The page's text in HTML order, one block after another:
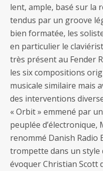
lent, ample, basé sur la
tendus par un groove
bien formatée, les
en particulier le
très présent au Fender
les six compositions
musicale similaire mais
des interventions
« Orbit » emmené par
peuplée d’électronique,
renommé Danish Radio
trompette dans un style
évoquer Christian Scott